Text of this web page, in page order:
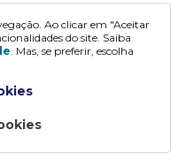
Ao clicar em "Aceitar
do site. Saiba
. Mas, se preferir, escolha